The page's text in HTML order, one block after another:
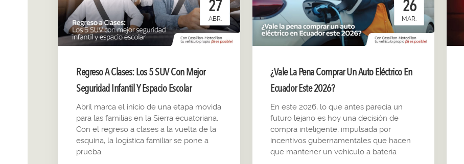
27
ABR.
Regreso A Clases: Los 5 SUV Con Mejor
Seguridad Infantil Y Espacio Escolar
Abril marca el inicio de una etapa movida
para las familias en la Sierra ecuatoriana.
Con el regreso a clases a la vuelta de la
esquina, la logística familiar se pone a
prueba.
26
MAR.
¿Vale La Pena Comprar Un Auto Eléctrico En
Ecuador Este 2026?
En este 2026, lo que antes parecía un
futuro lejano es hoy una decisión de
compra inteligente, impulsada por
incentivos gubernamentales que hacen
que mantener un vehículo a batería